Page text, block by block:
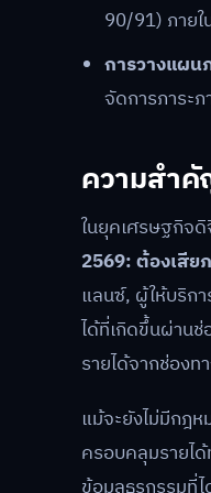
90/91) ภายใ
การวางแผ
จัดการภาระ
ความสำคั
ในยุคเศรษฐกิจ
2569: ต้องเสีย
แลนซ์, ผู้ให้บริก
ได้ที่เกิดขึ้นผ่านช่
รายได้จากช่องท
แม้จะยังไม่มีกฎ
ครอบคลุมรายไ